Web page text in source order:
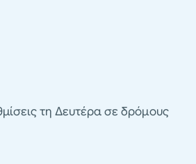
τη Δευτέρα σε δρόμους